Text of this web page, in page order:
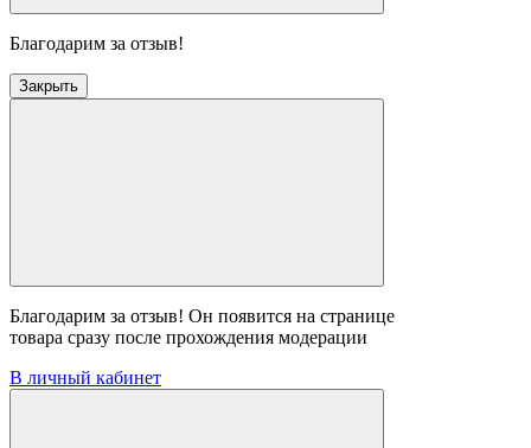
Благодарим за отзыв!
Закрыть
Благодарим за отзыв! Он появится на странице
товара сразу после прохождения модерации
В личный кабинет